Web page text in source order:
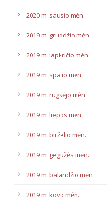
2020 m. sausio mėn.
2019 m. gruodžio mėn.
2019 m. lapkričio mėn.
2019 m. spalio mėn.
2019 m. rugsėjo mėn.
2019 m. liepos mėn.
2019 m. birželio mėn.
2019 m. gegužės mėn.
2019 m. balandžio mėn.
2019 m. kovo mėn.